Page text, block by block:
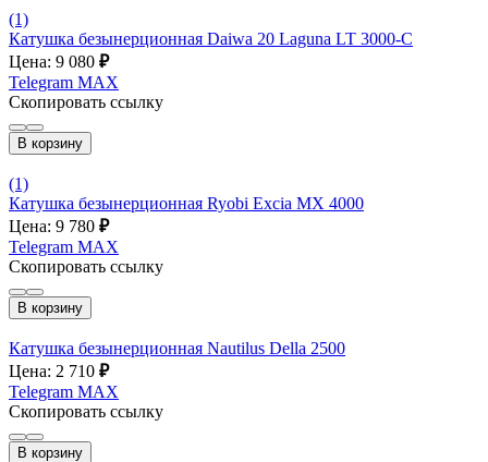
(1)
Катушка безынерционная Daiwa 20 Laguna LT 3000-С
Цена: 9 080 ₽
Telegram MAX
Скопировать ссылку
В корзину
(1)
Катушка безынерционная Ryobi Excia MX 4000
Цена: 9 780 ₽
Telegram MAX
Скопировать ссылку
В корзину
Катушка безынерционная Nautilus Della 2500
Цена: 2 710 ₽
Telegram MAX
Скопировать ссылку
В корзину